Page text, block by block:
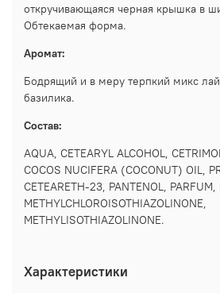
откручивающаяся черная крышка в
Обтекаемая форма.
Аромат:
Бодрящий и в меру терпкий микс
базилика.
Состав:
AQUA, CETEARYL ALCOHOL,
COCOS NUCIFERA (COCONUT) OIL,
CETEARETH-23, PANTENOL,
METHYLCHLOROISOTHIAZOLINONE,
METHYLISOTHIAZOLINONE.
Характеристики